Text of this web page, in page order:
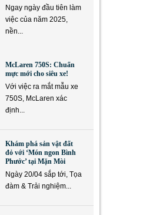
Ngay ngày đầu tiên làm
việc của năm 2025,
nền...
McLaren 750S: Chuẩn
mực mới cho siêu xe!
Với việc ra mắt mẫu xe
750S, McLaren xác
định...
Khám phá sản vật đất
đỏ với ‘Món ngon Bình
Phước’ tại Mặn Mòi
Ngày 20/04 sắp tới, Tọa
đàm & Trải nghiệm...